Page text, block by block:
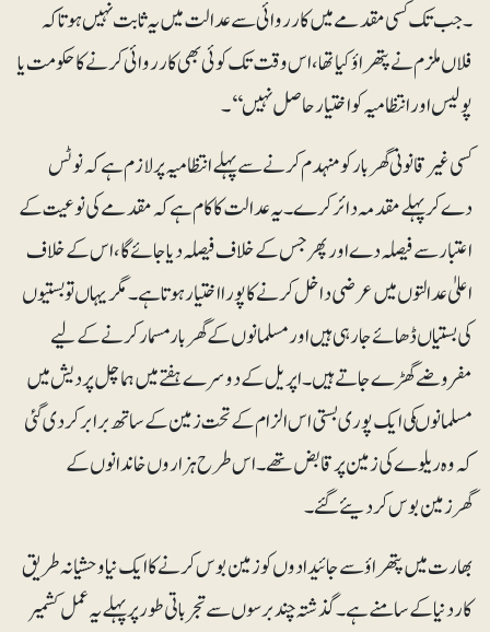
۔ جب تک کسی مقدمے میں کارروائی سے عدالت میں یہ ثابت نہیں ہوتا کہ
فلاں ملزم نے پتھراؤ کیا تھا، اس وقت تک کوئی بھی کارروائی کرنے کا حکومت یا
پولیس اور انتظامیہ کو اختیار حاصل نہیں ‘‘۔
کسی غیرقانونی گھر بار کو منہدم کرنے سے پہلے انتظامیہ پر لازم ہے کہ نوٹس
دے کر پہلے مقدمہ دائر کرے۔ یہ عدالت کا کام ہے کہ مقدمے کی نوعیت کے
اعتبار سے فیصلہ دے اور پھر جس کے خلاف فیصلہ دیا جائے گا، اس کے خلاف
اعلیٰ عدالتوں میں عرضی داخل کرنے کا پورا اختیار ہوتا ہے ۔مگر یہاں تو بستیوں
کی بستیاں ڈھائے جارہی ہیں اور مسلمانوں کے گھر بار مسمار کرنے کے لیے
مفروضے گھڑے جاتے ہیں۔ اپریل کے دوسرے ہفتے میں ہماچل پردیش میں
مسلمانوںکی ایک پوری بستی اس الزام کے تحت زمین کے ساتھ برابر کر دی گئی
کہ وہ ریلوے کی زمین پر قابض تھے۔ اس طرح ہزاروں خاندانوں کے
گھرزمین بوس کردیئے گئے۔
بھارت میں پتھراؤ سے جائیدادوں کو زمین بوس کرنے کا ایک نیا وحشیانہ طریق
کار دنیا کے سامنے ہے۔گذشتہ چند برسوں سےتجرباتی طور پر پہلے یہ عمل کشمیر